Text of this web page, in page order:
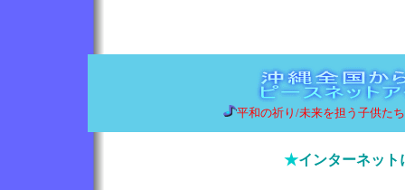
平和の祈り/未来を担う子供た
★インターネット